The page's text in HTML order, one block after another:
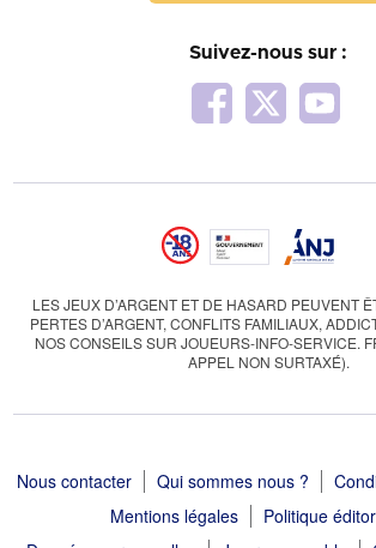
Suivez-nous sur :
LES JEUX D’ARGENT ET DE HASARD PEUVENT
PERTES D’ARGENT, CONFLITS FAMILIAUX,
NOS CONSEILS SUR JOUEURS-INFO-SERVICE.
APPEL NON SURTAXÉ).
Nous contacter Qui sommes nous ?
Mentions légales
Politique